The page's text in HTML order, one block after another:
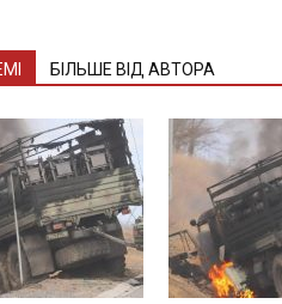
БІЛЬШЕ ВІД АВТОРА